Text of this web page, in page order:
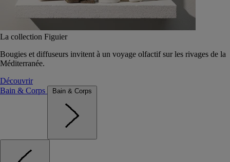
La collection Figuier
Bougies et diffuseurs invitent à un voyage olfactif sur les rivages de la
Méditerranée.
Découvrir
Bain & Corps
Bain & Corps